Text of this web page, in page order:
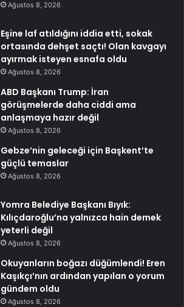
Ağustos 8, 2026
Eşine laf atıldığını iddia etti, sokak
ortasında dehşet saçtı! Olan kavgayı
ayırmak isteyen esnafa oldu
Ağustos 8, 2026
ABD Başkanı Trump: İran
görüşmelerde daha ciddi ama
anlaşmaya hazır değil
Ağustos 8, 2026
Gebze’nin geleceği için Başkent’te
güçlü temaslar
Ağustos 8, 2026
Yomra Belediye Başkanı Bıyık:
Kılıçdaroğlu’na yalnızca hain demek
yeterli değil
Ağustos 8, 2026
Okuyanların boğazı düğümlendi! Eren
Kaşıkçı’nın ardından yapılan o yorum
gündem oldu
Ağustos 8, 2026